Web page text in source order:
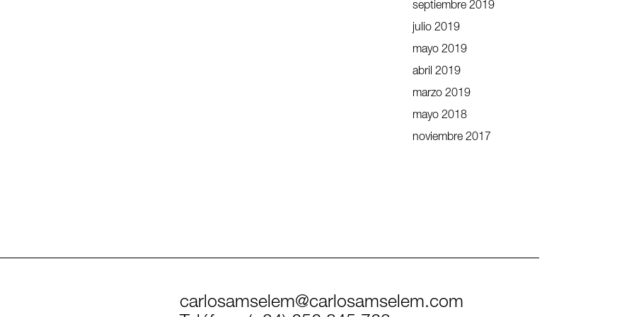
septiembre 2019
julio 2019
mayo 2019
abril 2019
marzo 2019
mayo 2018
noviembre 2017
carlosamselem@carlosamselem.com